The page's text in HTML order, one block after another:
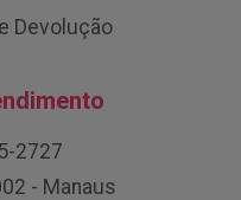
Devolução
2727
- Manaus